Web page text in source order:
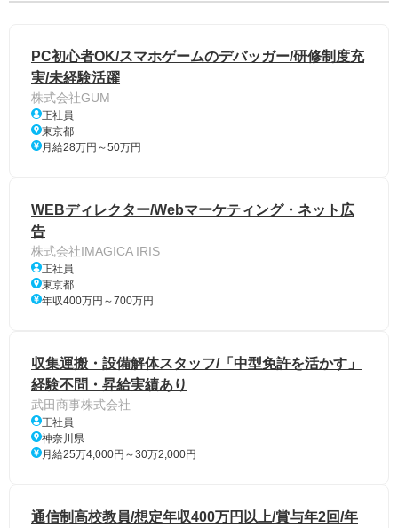
PC初心者OK/スマホゲームのデバッガー/研修制度充
実/未経験活躍
株式会社GUM
正社員
東京都
月給28万円～50万円
WEBディレクター/Webマーケティング・ネット広
告
株式会社IMAGICA IRIS
正社員
東京都
年収400万円～700万円
収集運搬・設備解体スタッフ/「中型免許を活かす」
経験不問・昇給実績あり
武田商事株式会社
正社員
神奈川県
月給25万4,000円～30万2,000円
通信制高校教員/想定年収400万円以上/賞与年2回/年